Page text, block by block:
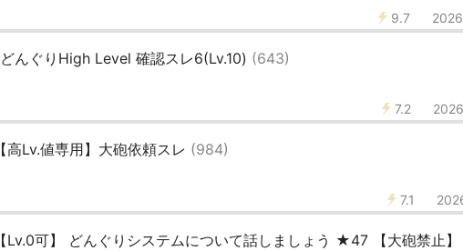
9.7
どんぐりHigh Level 確認スレ6(Lv.10) (643)
7.2
【高Lv.値専用】大砲依頼スレ (984)
7.1
【Lv.0可】 どんぐりシステムについて話しましょう ★47 【大砲禁止】